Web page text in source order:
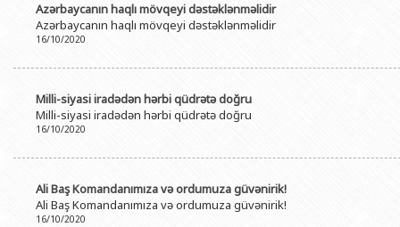
Azərbaycanın haqlı mövqeyi dəstəklənməlidir
Azərbaycanın haqlı mövqeyi dəstəklənməlidir
16/10/2020
Milli-siyasi iradədən hərbi qüdrətə doğru
Milli-siyasi iradədən hərbi qüdrətə doğru
16/10/2020
Ali Baş Komandanımıza və ordumuza güvənirik!
Ali Baş Komandanımıza və ordumuza güvənirik!
16/10/2020